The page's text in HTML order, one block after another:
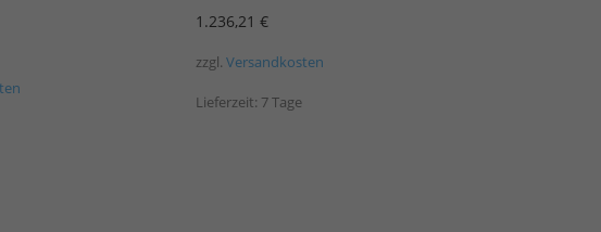
1.236,21€
zzgl.Versandkosten
Lieferzeit: 7 Tage